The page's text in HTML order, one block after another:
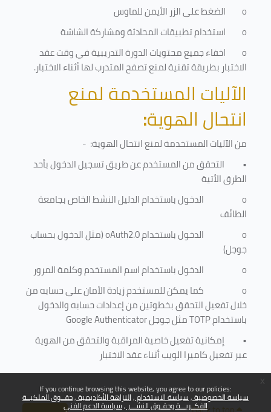
If you continue browsing this website, you agree to our policies:
سياسة الخصوصية سياسة الاستخدام النزاهة الأكاديمية حقــوق الملكيــة
الفكــريـــة وحقـوق النشـــر سياسة الدعم الفني
o
الضغط على الزر الأيمن للماوس
o
استخدام تطبيقات المحادثة ومشاركة الشاشة
o
اخفاء جميع محتويات الدورة التدريبية في وقت عقد
الاختبار بطريقة تقنية لمنع تصفح المتدرب لها أثناء الاختبار.
الآليات المستخدمة لمنع
انتحال الهوية:
من الآليات المستخدمة لمنعانتحال الهوية: -
• التحقق من المستخدم عن طريق تسجيل الدخول بأحد
الطرق الأتية
o
الدخول باستخدام الدليل النشط الخاص بجامعة
الطائف
o
الدخول باستخدامoAuth2.0(مثل الدخول بحساب
جوجل)
o
الدخول باستخدام اسم المستخدم وكلمة المرور
o
كما يمكن للمستخدم زيادة الأمان على حسابه من
خلال تفعيل التحقق بخطوتين من إعدادات حسابه والدخول
باستخدامTOTPمثل جوجلGoogle Authenticator
• إمكانية تفعيل خاصية المراقبة والتحقق من الهوية
عبر تفعيل كاميرا الويب أثناء عقد الاختبار